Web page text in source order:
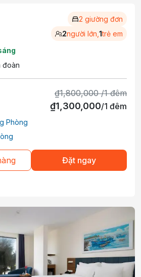
2 giường đơn
2người lớn, 1trẻ em
đoàn
Phòng
₫1,800,000 /1 đêm
₫1,300,000/1 đêm
Đặt ngay